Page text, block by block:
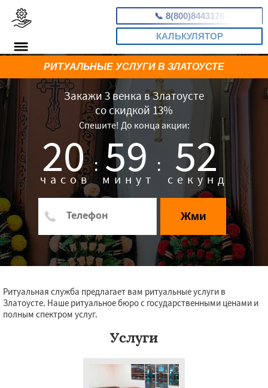
📞 8(800)8443176
КАЛЬКУЛЯТОР
Закажи 3 венка в Златоусте
со скидкой 13%
Спешите! До конца акции:
20 :
часов 59 :
минут 51
секунд
Жми
РИТУАЛЬНЫЕ УСЛУГИ В ЗЛАТОУСТЕ
Ритуальная служба предлагает вам ритуальные услуги в
Златоусте. Наше ритуальное бюро с государственными ценами и
полным спектром услуг.
Услуги